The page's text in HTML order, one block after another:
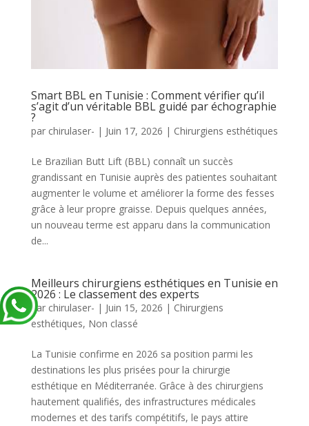
Smart BBL en Tunisie : Comment vérifier qu’il
s’agit d’un véritable BBL guidé par échographie
?
par chirulaser- | Juin 17, 2026 | Chirurgiens esthétiques
Le Brazilian Butt Lift (BBL) connaît un succès
grandissant en Tunisie auprès des patientes souhaitant
augmenter le volume et améliorer la forme des fesses
grâce à leur propre graisse. Depuis quelques années,
un nouveau terme est apparu dans la communication
de...
Meilleurs chirurgiens esthétiques en Tunisie en
2026 : Le classement des experts
par chirulaser- | Juin 15, 2026 | Chirurgiens
esthétiques, Non classé
La Tunisie confirme en 2026 sa position parmi les
destinations les plus prisées pour la chirurgie
esthétique en Méditerranée. Grâce à des chirurgiens
hautement qualifiés, des infrastructures médicales
modernes et des tarifs compétitifs, le pays attire